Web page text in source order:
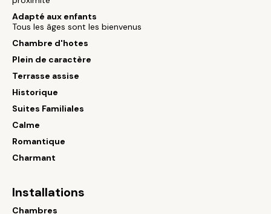
Adapté aux enfants
Tous les âges sont les bienvenus
Chambre d'hotes
Plein de caractère
Terrasse assise
Historique
Suites Familiales
Calme
Romantique
Charmant
Installations
Chambres